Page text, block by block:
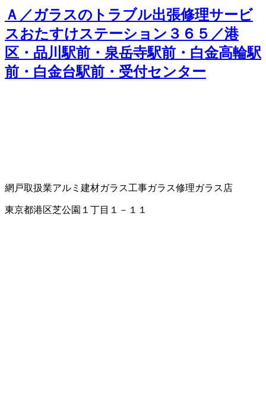
Ａ／ガラスのトラブル出張修理サービ
スおたすけステーション３６５／港
区・品川駅前・泉岳寺駅前・白金高輪駅
前・白金台駅前・受付センター
網戸取扱業アルミ建材ガラス工事ガラス修理ガラス店
東京都港区芝公園１丁目１－１１